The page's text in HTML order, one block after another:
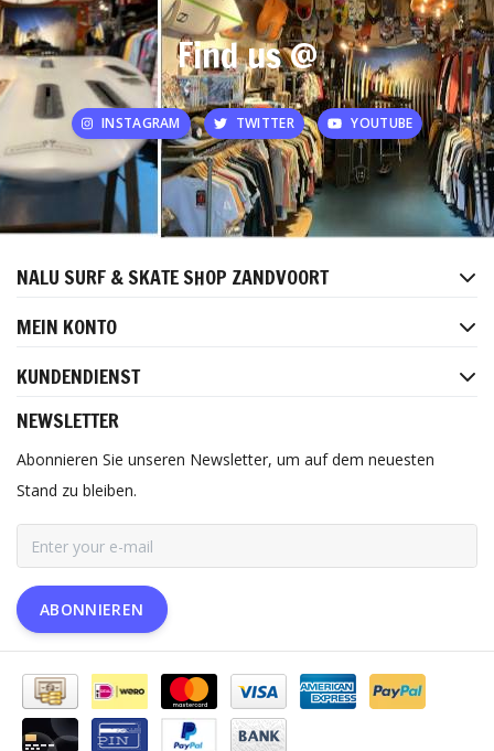
Find us @
INSTAGRAM TWITTER YOUTUBE
NALU SURF & SKATE SHOP ZANDVOORT
MEIN KONTO
KUNDENDIENST
NEWSLETTER
Abonnieren Sie unseren Newsletter, um auf dem neuesten
Stand zu bleiben.
ABONNIEREN